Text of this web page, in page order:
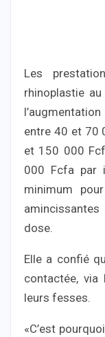
Les
rhinoplastie
entre 40 et 70
et 150 000
000 Fcfa par
minimum
dose.
Elle a confié
contactée, via
leurs fesses.
«C’est